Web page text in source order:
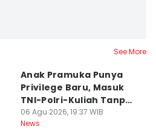
See More
Anak Pramuka Punya
Privilege Baru, Masuk
TNI-Polri-Kuliah Tanpa
Tes
06 Agu 2026, 19:37 WIB
News